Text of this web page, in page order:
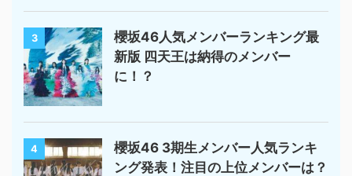
3
櫻坂46人気メンバーランキング最
新版 四天王は納得のメンバー
に！？
4
櫻坂46 3期生メンバー人気ランキ
ング発表！注目の上位メンバーは？